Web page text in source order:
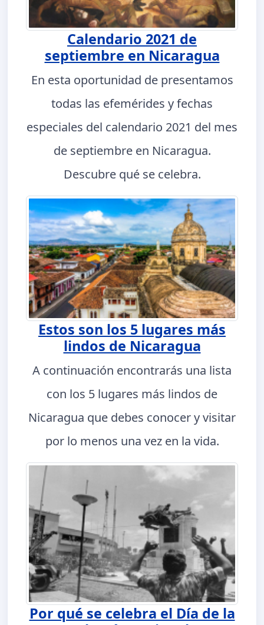
Calendario 2021 de
septiembre en Nicaragua
En esta oportunidad de presentamos
todas las efemérides y fechas
especiales del calendario 2021 del mes
de septiembre en Nicaragua.
Descubre qué se celebra.
Estos son los 5 lugares más
lindos de Nicaragua
A continuación encontrarás una lista
con los 5 lugares más lindos de
Nicaragua que debes conocer y visitar
por lo menos una vez en la vida.
Por qué se celebra el Día de la